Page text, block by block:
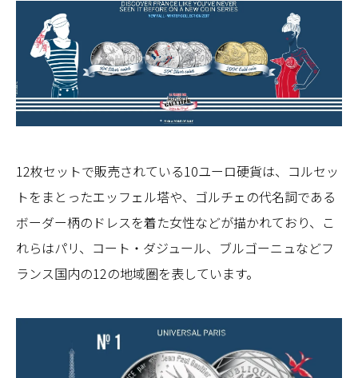
12枚セットで販売されている10ユーロ硬貨は、コルセッ
トをまとったエッフェル塔や、ゴルチェの代名詞である
ボーダー柄のドレスを着た女性などが描かれており、こ
れらはパリ、コート・ダジュール、ブルゴーニュなどフ
ランス国内の12の地域圏を表しています。